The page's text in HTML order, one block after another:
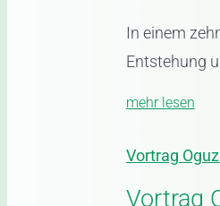
In einem
Entstehung
mehr lesen
Vortrag
Vortrag